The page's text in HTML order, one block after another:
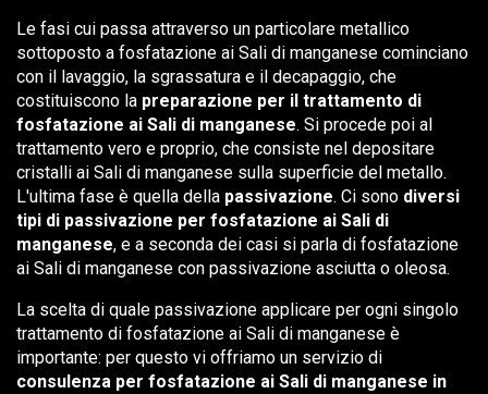
Le fasi cui passa attraverso un particolare metallico
sottoposto a fosfatazione ai Sali di manganese cominciano
con il lavaggio, la sgrassatura e il decapaggio, che
costituiscono la preparazione per il trattamento di
fosfatazione ai Sali di manganese. Si procede poi al
trattamento vero e proprio, che consiste nel depositare
cristalli ai Sali di manganese sulla superficie del metallo.
L'ultima fase è quella della passivazione. Ci sono diversi
tipi di passivazione per fosfatazione ai Sali di
manganese, e a seconda dei casi si parla di fosfatazione
ai Sali di manganese con passivazione asciutta o oleosa.
La scelta di quale passivazione applicare per ogni singolo
trattamento di fosfatazione ai Sali di manganese è
importante: per questo vi offriamo un servizio di
consulenza per fosfatazione ai Sali di manganese in